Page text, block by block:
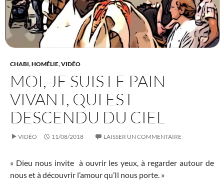
CHABI,HOMÉLIE,VIDÉO
MOI, JE SUIS LE PAIN
VIVANT, QUI EST
DESCENDU DU CIEL
VIDÉO 11/08/2018 LAISSER UN COMMENTAIRE
« Dieu nous invite à ouvrir les yeux, à regarder autour de
nous et à découvrir l’amour qu’Il nous porte. »